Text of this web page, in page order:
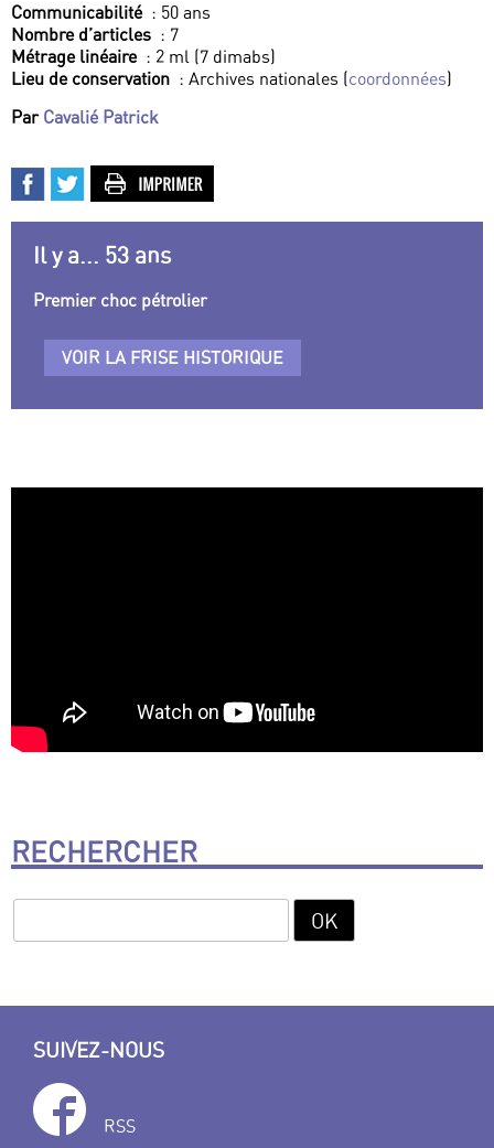
Communicabilité : 50 ans
Nombre d’articles : 7
Métrage linéaire : 2 ml (7 dimabs)
Lieu de conservation : Archives nationales (coordonnées)
Par Cavalié Patrick
Il y a... 53 ans
Premier choc pétrolier
VOIR LA FRISE HISTORIQUE
RECHERCHER
SUIVEZ-NOUS
RSS